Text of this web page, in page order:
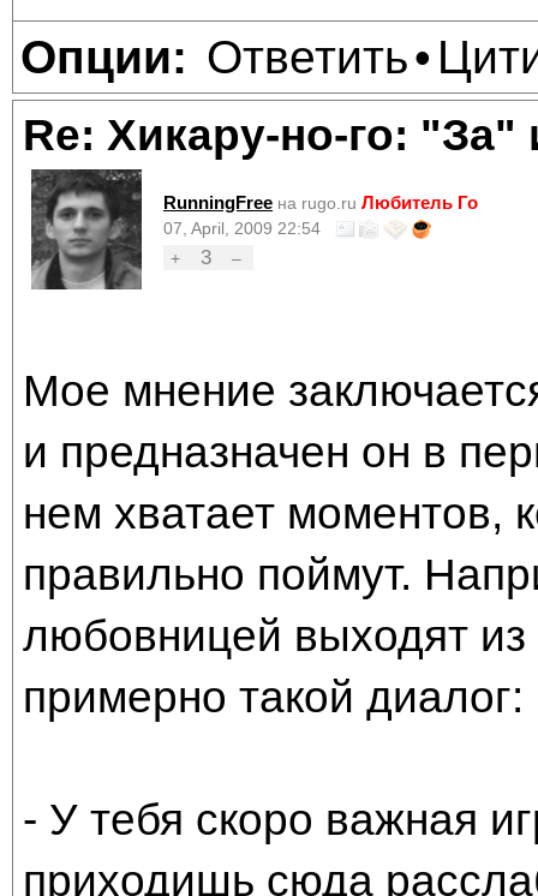
Опции: Ответить•
Re: Хикару-но-го:
RunningFree на rugo.ru Любитель Го
07, April, 2009 22:54
+
3 –
Мое мнение
и предназначен он в
нем хватает моментов,
правильно поймут.
любовницей выходят
примерно такой диалог:
- У тебя скоро важная
приходишь сюда